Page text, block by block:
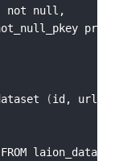
not null,
(id, url,
laion_dataset